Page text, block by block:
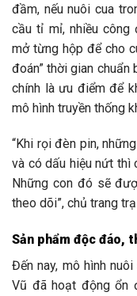
đầm, nếu nuôi cua
cầu tỉ mỉ, nhiều công
mở từng hộp để cho
đoán” thời gian chuẩn
chính là ưu điểm để
mô hình truyền thống
“Khi rọi đèn pin,
và có dấu hiệu nứt thì
Những con đó sẽ
theo dõi”, chủ trang
Sản phẩm độc đáo,
Đến nay, mô hình
Vũ đã hoạt động ổn